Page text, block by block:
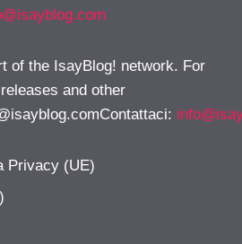
of the IsayBlog! network. For
and other
:
Privacy (UE)